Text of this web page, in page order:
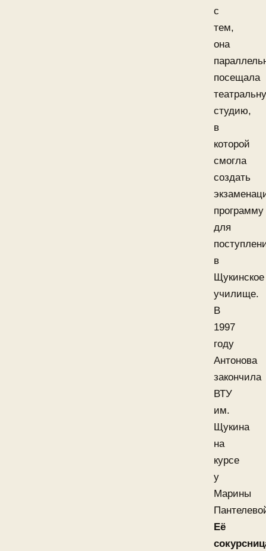
с
тем,
она
посещала
студию,
в
которой
смогла
создать
программу
для
в
Щукинское
училище.
В
1997
году
Антонова
закончила
ВТУ
им.
Щукина
на
курсе
у
Марины
Её